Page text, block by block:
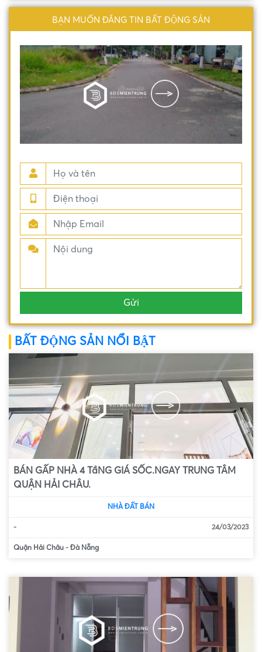
BẠN MUỐN ĐĂNG TIN BẤT ĐỘNG SẢN
BẤT ĐỘNG SẢN NỔI BẬT
BÁN GẤP NHÀ 4 TầNG GIÁ SỐC.NGAY TRUNG TÂM
QUẬN HẢI CHÂU.
NHÀ ĐẤT BÁN
- 24/03/2023
Quận Hải Châu - Đà Nẵng